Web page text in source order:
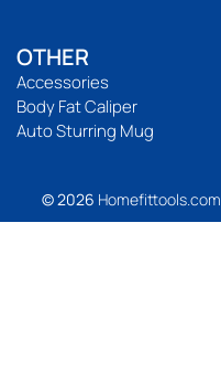
OTHER
Accessories
Body Fat Caliper
Auto Sturring Mug
© 2026 Homefittools.com